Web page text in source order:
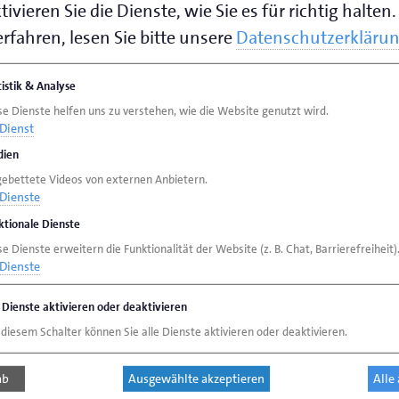
und fördern das interkulturelle
Menschen. Sie sind, gerade auch im
Instrument, um die duale
und somit auch ein
„Berufsbildung ohne Grenzen“ des
sowie des DIHK und des ZDH. Über
in den Kammern gefördert. Sie
Unternehmen, die ihren Auszubildenden,
einen Lern- und Arbeitsaufenthalt
Sie die Dienste, wie Sie es für richtig halten.
lesen Sie bitte unsere
& Analyse
Dienste helfen uns zu verstehen, wie die Website genutzt wird.
Dienst
Videos von externen Anbietern.
Dienste
Dienste
Dienste erweitern die Funktionalität der Website (z. B. Chat, Barrierefreiheit).
Dienste
Dienste aktivieren oder deaktivieren
Schalter können Sie alle Dienste aktivieren oder deaktivieren.
Ausgewählte akzeptieren Alle